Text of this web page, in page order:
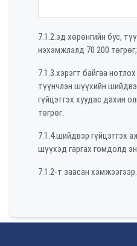
7.1.2.эд хөрөнгийн бус,
нэхэмжлэлд 70 200 төгрөг;
7.1.3.хэрэгт байгаа
түүнчлэн шүүхийн
гүйцэтгэх хуудас дахин
төгрөг.
7.1.4.шийдвэр гүйцэтгэх
шүүхэд гаргах гомдолд
7.1.2-т заасан хэмжээгээр.